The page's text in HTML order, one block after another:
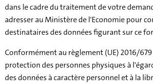
dans le cadre du traitement de votre
adresser au Ministère de l'Economie pour
destinataires des données figurant sur ce
Conformément au règlement (UE) 2016/
protection des personnes physiques à
des données à caractère personnel et à la